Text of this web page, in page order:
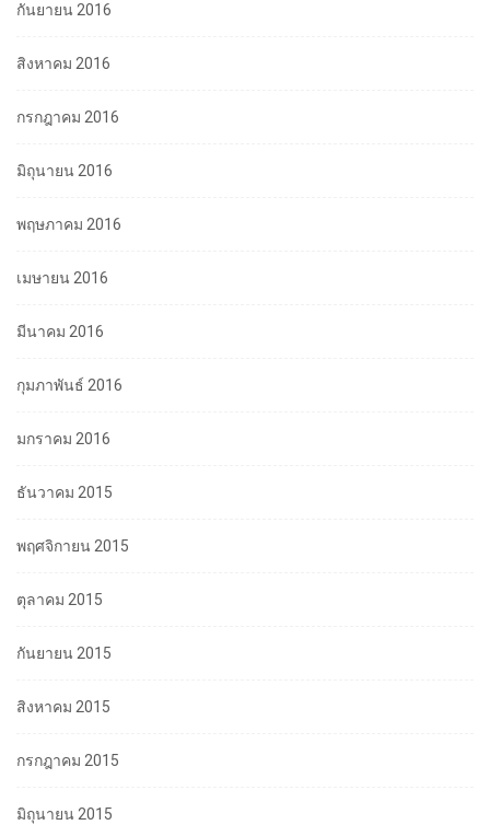
กันยายน 2016
สิงหาคม 2016
กรกฎาคม 2016
มิถุนายน 2016
พฤษภาคม 2016
เมษายน 2016
มีนาคม 2016
กุมภาพันธ์ 2016
มกราคม 2016
ธันวาคม 2015
พฤศจิกายน 2015
ตุลาคม 2015
กันยายน 2015
สิงหาคม 2015
กรกฎาคม 2015
มิถุนายน 2015